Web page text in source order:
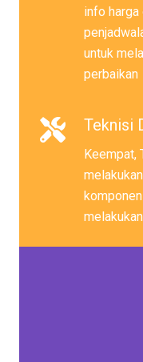
info
untuk
perbaikan
Teknisi
Keempat,